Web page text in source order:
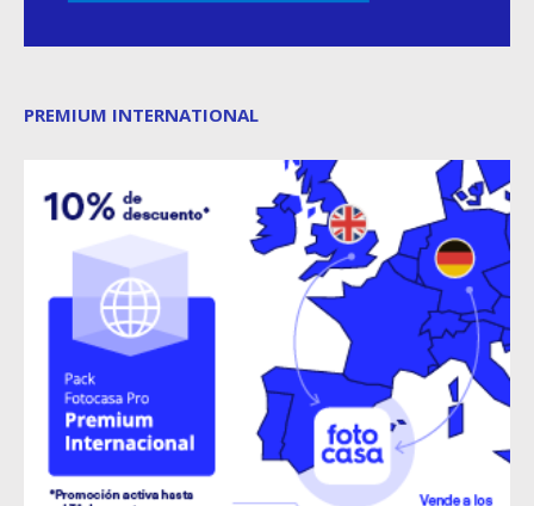
PREMIUM INTERNATIONAL